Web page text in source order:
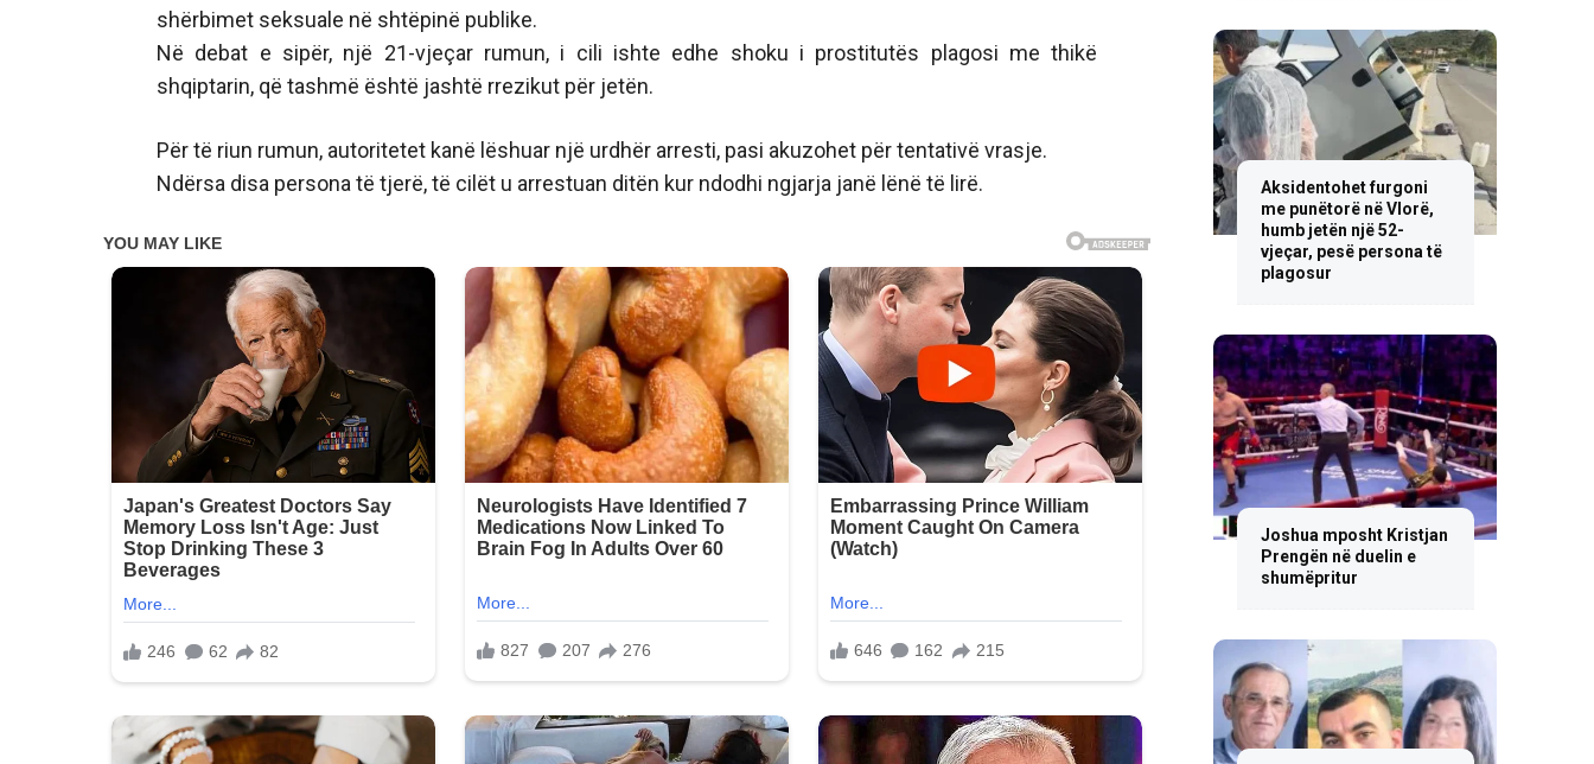
shërbimet seksuale në shtëpinë publike.
Në debat e sipër, një 21-vjeçar rumun, i cili ishte edhe shoku i prostitutës plagosi me thikë
shqiptarin, që tashmë është jashtë rrezikut për jetën.
Për të riun rumun, autoritetet kanë lëshuar një urdhër arresti, pasi akuzohet për tentativë vrasje.
Ndërsa disa persona të tjerë, të cilët u arrestuan ditën kur ndodhi ngjarja janë lënë të lirë.
Aksidentohet furgoni
me punëtorë në Vlorë,
humb jetën një 52-
vjeçar, pesë persona të
plagosur
Joshua mposht Kristjan
Prengën në duelin e
shumëpritur